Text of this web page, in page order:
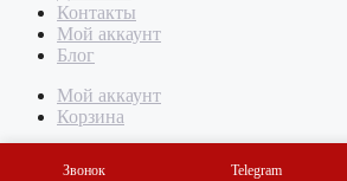
Звонок Telegram
Контакты
Мой аккаунт
Блог
Мой аккаунт
Корзина